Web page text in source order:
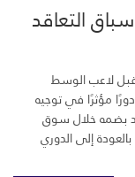
التعاقد
لاعب الوسط
مؤثرًا في توجيه
بضمه خلال سوق
إلى الدوري